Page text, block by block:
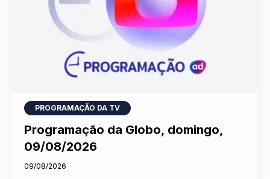
PROGRAMAÇÃO DA TV
Programação da Globo, domingo,
09/08/2026
09/08/2026